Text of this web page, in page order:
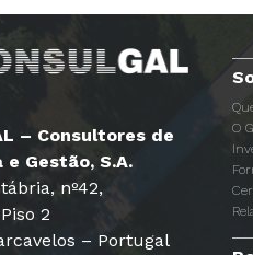
– Consultores de
e Gestão, S.A.
nº42,
2
– Portugal
O